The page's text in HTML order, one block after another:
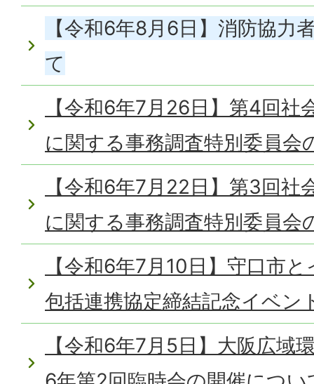
【令和6年8月6日】消防協力
て
【令和6年7月26日】第4回社
に関する事務調査特別委員会
【令和6年7月22日】第3回社
に関する事務調査特別委員会
【令和6年7月10日】守口市
包括連携協定締結記念イベン
【令和6年7月5日】大阪広域